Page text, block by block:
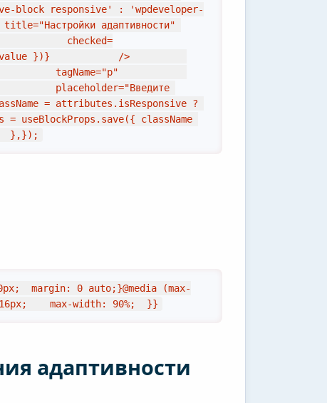
block responsive' : 'wpdeveloper-
адаптивности"
checked=
value })}            />
tagName="p"
placeholder="Введите
= attributes.isResponsive ?
useBlockProps.save({ className
},});
margin: 0 auto;}@media (max-
max-width: 90%;  }}
адаптивности